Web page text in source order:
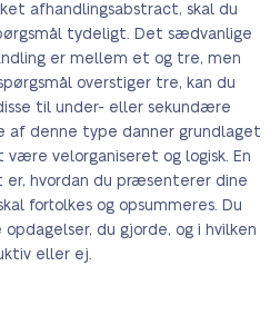
afhandlingsabstract, skal du
tydeligt. Det sædvanlige
er mellem et og tre, men
overstiger tre, kan du
til under- eller sekundære
af denne type danner grundlaget
velorganiseret og logisk. En
hvordan du præsenterer dine
fortolkes og opsummeres. Du
du gjorde, og i hvilken
eller ej.